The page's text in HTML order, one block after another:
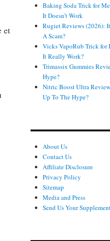
et
Baking Soda Trick for
It Doesn’t Work
Rugiet Reviews (2026):
A Scam?
Vicks VapoRub Trick for
It Really Work?
Trimassix Gummies
Hype?
Nitric Boost Ultra
Up To The Hype?
About Us
Contact Us
Affiliate Disclosure
Privacy Policy
Sitemap
Media and Press
Send Us Your